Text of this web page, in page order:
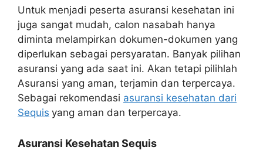
Untuk menjadi peserta asuransi kesehatan ini
juga sangat mudah, calon nasabah hanya
diminta melampirkan dokumen-dokumen yang
diperlukan sebagai persyaratan. Banyak pilihan
asuransi yang ada saat ini. Akan tetapi pilihlah
Asuransi yang aman, terjamin dan terpercaya.
Sebagai rekomendasi asuransi kesehatan dari
Sequis yang aman dan terpercaya.
Asuransi Kesehatan Sequis